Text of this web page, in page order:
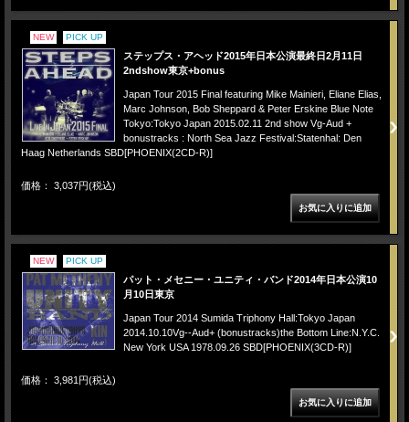
NEW PICK UP
ステップス・アヘッド2015年日本公演最終日2月11日
2ndshow東京+bonus
Japan Tour 2015 Final featuring Mike Mainieri, Eliane Elias,
Marc Johnson, Bob Sheppard & Peter Erskine Blue Note
Tokyo:Tokyo Japan 2015.02.11 2nd show Vg-Aud +
bonustracks : North Sea Jazz Festival:Statenhal: Den
Haag Netherlands SBD[PHOENIX(2CD-R)]
価格： 3,037円(税込)
NEW PICK UP
パット・メセニー・ユニティ・バンド2014年日本公演10
月10日東京
Japan Tour 2014 Sumida Triphony Hall:Tokyo Japan
2014.10.10Vg--Aud+ (bonustracks)the Bottom Line:N.Y.C.
New York USA 1978.09.26 SBD[PHOENIX(3CD-R)]
価格： 3,981円(税込)